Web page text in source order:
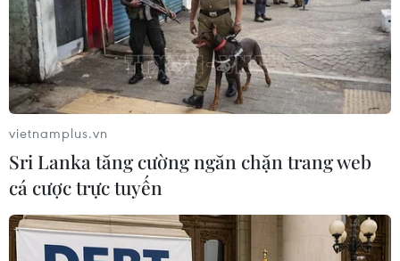
Theo dõi VietnamPlus
TIN LIÊN QUAN
vietnamplus.vn
Sri Lanka tăng cường ngăn chặn trang web
cá cược trực tuyến